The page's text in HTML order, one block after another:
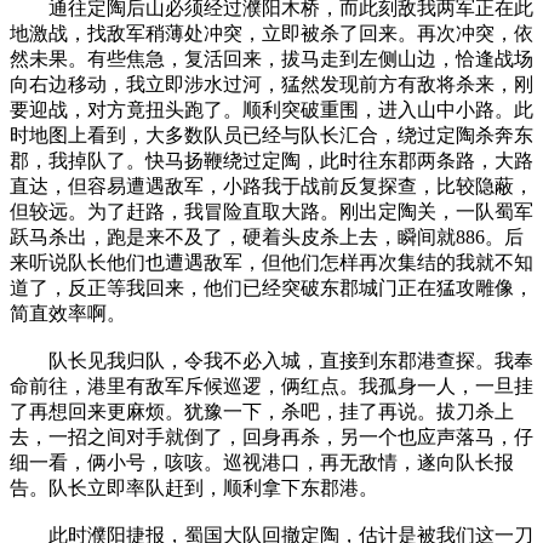
通往定陶后山必须经过濮阳木桥，而此刻敌我两军正在此
地激战，找敌军稍薄处冲突，立即被杀了回来。再次冲突，依
然未果。有些焦急，复活回来，拔马走到左侧山边，恰逢战场
向右边移动，我立即涉水过河，猛然发现前方有敌将杀来，刚
要迎战，对方竟扭头跑了。顺利突破重围，进入山中小路。此
时地图上看到，大多数队员已经与队长汇合，绕过定陶杀奔东
郡，我掉队了。快马扬鞭绕过定陶，此时往东郡两条路，大路
直达，但容易遭遇敌军，小路我于战前反复探查，比较隐蔽，
但较远。为了赶路，我冒险直取大路。刚出定陶关，一队蜀军
跃马杀出，跑是来不及了，硬着头皮杀上去，瞬间就886。后
来听说队长他们也遭遇敌军，但他们怎样再次集结的我就不知
道了，反正等我回来，他们已经突破东郡城门正在猛攻雕像，
简直效率啊。
队长见我归队，令我不必入城，直接到东郡港查探。我奉
命前往，港里有敌军斥候巡逻，俩红点。我孤身一人，一旦挂
了再想回来更麻烦。犹豫一下，杀吧，挂了再说。拔刀杀上
去，一招之间对手就倒了，回身再杀，另一个也应声落马，仔
细一看，俩小号，咳咳。巡视港口，再无敌情，遂向队长报
告。队长立即率队赶到，顺利拿下东郡港。
此时濮阳捷报，蜀国大队回撤定陶，估计是被我们这一刀